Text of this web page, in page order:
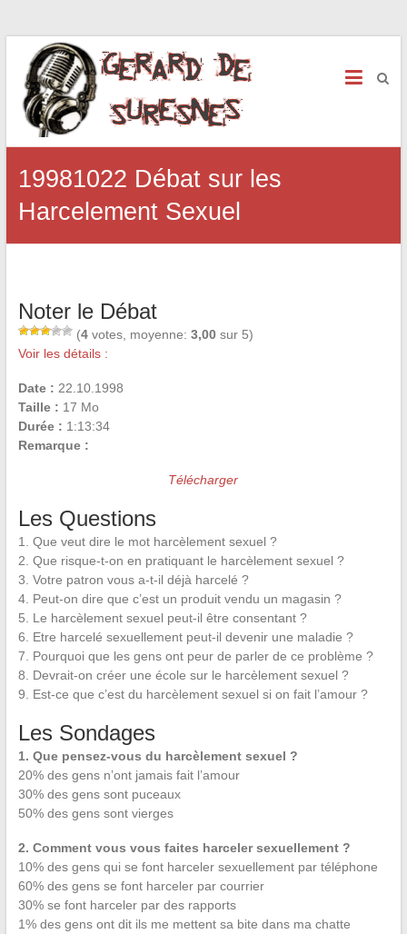
19981022 Débat sur les
Harcelement Sexuel
Noter le Débat
(4votes, moyenne: 3,00sur 5)
Voir les détails :
Date : 22.10.1998
Taille : 17 Mo
Durée : 1:13:34
Remarque :
Télécharger
Les Questions
1. Que veut dire le mot harcèlement sexuel ?
2. Que risque-t-on en pratiquant le harcèlement sexuel ?
3. Votre patron vous a-t-il déjà harcelé ?
4. Peut-on dire que c’est un produit vendu un magasin ?
5. Le harcèlement sexuel peut-il être consentant ?
6. Etre harcelé sexuellement peut-il devenir une maladie ?
7. Pourquoi que les gens ont peur de parler de ce problème ?
8. Devrait-on créer une école sur le harcèlement sexuel ?
9. Est-ce que c’est du harcèlement sexuel si on fait l’amour ?
Les Sondages
1. Que pensez-vous du harcèlement sexuel ?
20% des gens n’ont jamais fait l’amour
30% des gens sont puceaux
50% des gens sont vierges
2. Comment vous vous faites harceler sexuellement ?
10% des gens qui se font harceler sexuellement par téléphone
60% des gens se font harceler par courrier
30% se font harceler par des rapports
1% des gens ont dit ils me mettent sa bite dans ma chatte